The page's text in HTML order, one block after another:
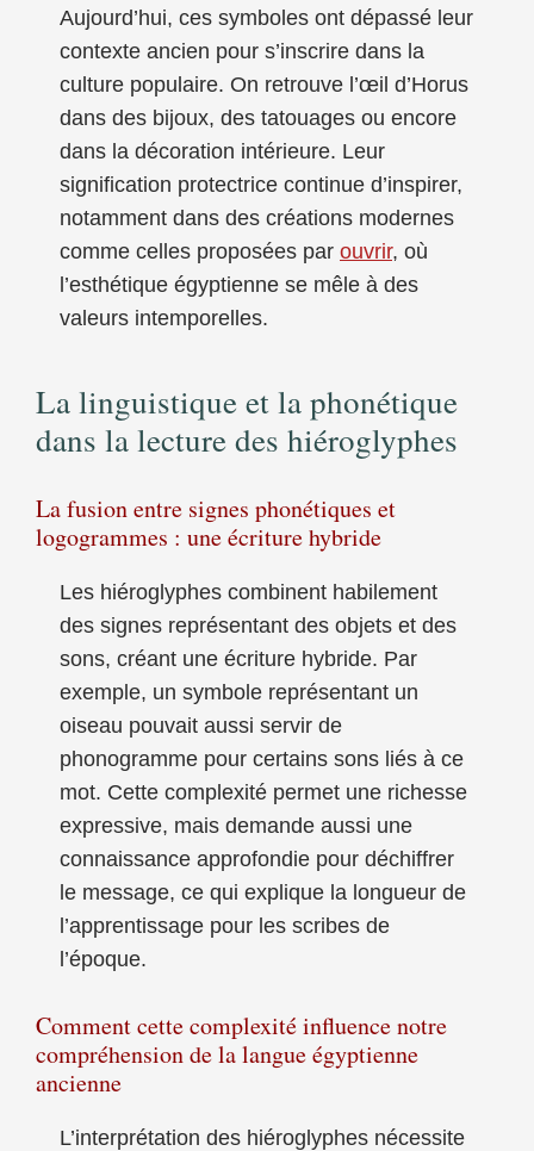
Aujourd’hui, ces symboles ont dépassé leur
contexte ancien pour s’inscrire dans la
culture populaire. On retrouve l’œil d’Horus
dans des bijoux, des tatouages ou encore
dans la décoration intérieure. Leur
signification protectrice continue d’inspirer,
notamment dans des créations modernes
comme celles proposées par ouvrir, où
l’esthétique égyptienne se mêle à des
valeurs intemporelles.
La linguistique et la phonétique
dans la lecture des hiéroglyphes
La fusion entre signes phonétiques et
logogrammes : une écriture hybride
Les hiéroglyphes combinent habilement
des signes représentant des objets et des
sons, créant une écriture hybride. Par
exemple, un symbole représentant un
oiseau pouvait aussi servir de
phonogramme pour certains sons liés à ce
mot. Cette complexité permet une richesse
expressive, mais demande aussi une
connaissance approfondie pour déchiffrer
le message, ce qui explique la longueur de
l’apprentissage pour les scribes de
l’époque.
Comment cette complexité influence notre
compréhension de la langue égyptienne
ancienne
L’interprétation des hiéroglyphes nécessite